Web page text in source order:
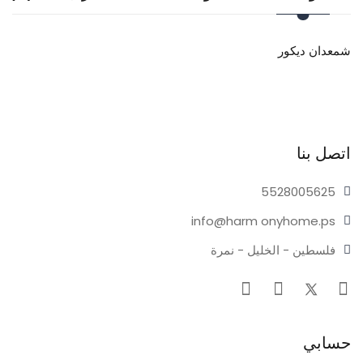
شمعدان ديكور
اتصل بنا
05625
55280
info@harm onyhome.ps
فلسطين - الخليل - نمرة
حسابي